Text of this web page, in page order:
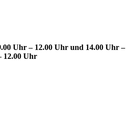
Uhr – 12.00 Uhr und 14.00 Uhr –
12.00 Uhr